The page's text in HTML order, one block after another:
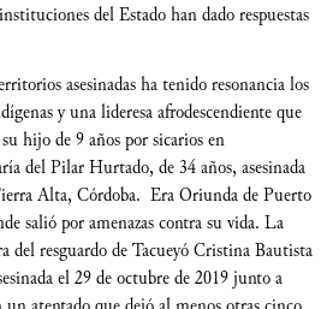
del Estado han dado respuestas
asesinadas ha tenido resonancia los
y una lideresa afrodescendiente que
hijo de 9 años por sicarios en
del Pilar Hurtado, de 34 años, asesinada
Alta, Córdoba. Era Oriunda de Puerto
salió por amenazas contra su vida. La
del resguardo de Tacueyó Cristina Bautista
el 29 de octubre de 2019 junto a